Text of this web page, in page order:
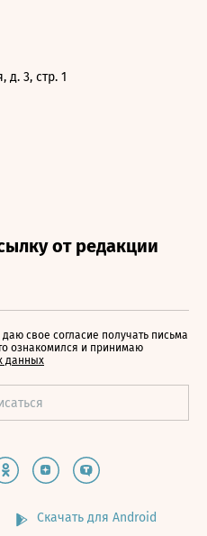
д. 3, стр. 1
свое согласие получать письма
ознакомился и принимаю
данных
Скачать для Android